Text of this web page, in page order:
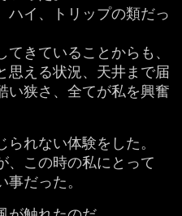
ハイ、トリップの類だっ
きていることからも、
思える状況、天井まで届
い狭さ、全てが私を興奮
れない体験をした。
、この時の私にとって
だった。